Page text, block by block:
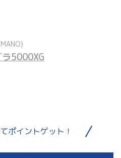
5000XG
ポイントゲット！